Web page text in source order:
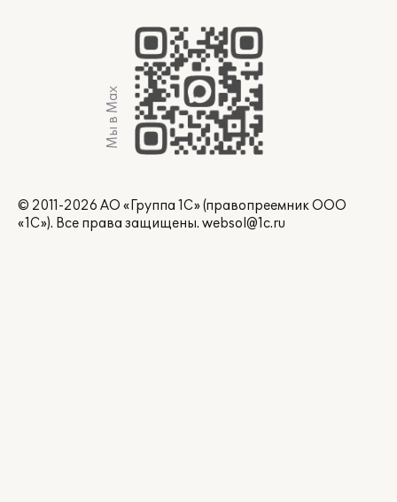
Мы в Max
© 2011-2026 АО «Группа 1С» (правопреемник ООО
«1С»). Все права защищены. websol@1c.ru